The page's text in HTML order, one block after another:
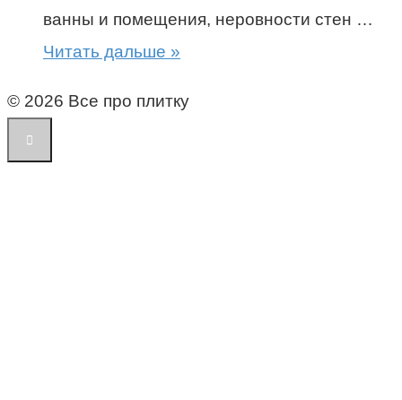
ванны и помещения, неровности стен …
Читать дальше »
© 2026 Все про плитку